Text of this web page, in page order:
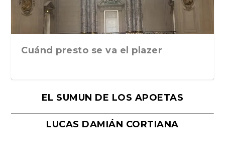
Cuánd presto se va el plazer
EL SUMUN DE LOS APOETAS
LUCAS DAMIÁN CORTIANA